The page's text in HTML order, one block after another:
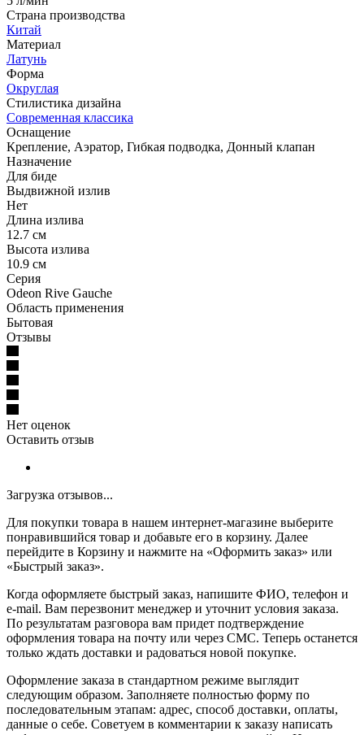
Страна производства
Китай
Материал
Латунь
Форма
Округлая
Стилистика дизайна
Современная классика
Оснащение
Крепление, Аэратор, Гибкая подводка, Донный клапан
Назначение
Для биде
Выдвижной излив
Нет
Длина излива
12.7 см
Высота излива
10.9 см
Серия
Odeon Rive Gauche
Область применения
Бытовая
Отзывы
Нет оценок
Оставить отзыв
Загрузка отзывов...
Для покупки товара в нашем интернет-магазине выберите
понравившийся товар и добавьте его в корзину. Далее
перейдите в Корзину и нажмите на «Оформить заказ» или
«Быстрый заказ».
Когда оформляете быстрый заказ, напишите ФИО, телефон и
e-mail. Вам перезвонит менеджер и уточнит условия заказа.
По результатам разговора вам придет подтверждение
оформления товара на почту или через СМС. Теперь останется
только ждать доставки и радоваться новой покупке.
Оформление заказа в стандартном режиме выглядит
следующим образом. Заполняете полностью форму по
последовательным этапам: адрес, способ доставки, оплаты,
данные о себе. Советуем в комментарии к заказу написать